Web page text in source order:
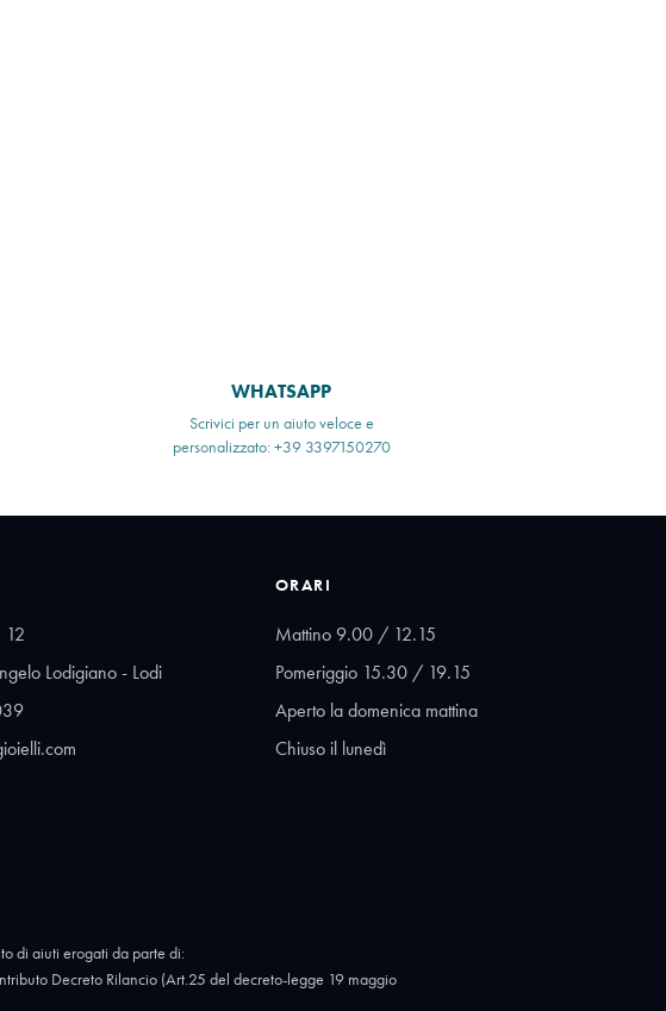
WHATSAPP
Scrivici per un aiuto veloce e
personalizzato: +39 3397150270
12
Lodigiano - Lodi
ORARI
Mattino 9.00 / 12.15
Pomeriggio 15.30 / 19.15
Aperto la domenica mattina
Chiuso il lunedì
di aiuti erogati da parte di:
Decreto Rilancio (Art.25 del decreto-legge 19 maggio